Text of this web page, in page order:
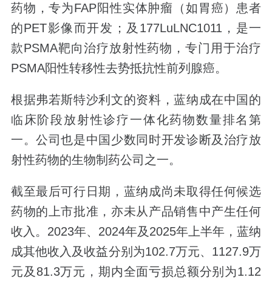
药物，专为FAP阳性实体肿瘤（如胃癌）患者
的PET影像而开发；及177LuLNC1011，是一
款PSMA靶向治疗放射性药物，专门用于治疗
PSMA阳性转移性去势抵抗性前列腺癌。
根据弗若斯特沙利文的资料，蓝纳成在中国的
临床阶段放射性诊疗一体化药物数量排名第
一。公司也是中国少数同时开发诊断及治疗放
射性药物的生物制药公司之一。
截至最后可行日期，蓝纳成尚未取得任何候选
药物的上市批准，亦未从产品销售中产生任何
收入。2023年、2024年及2025年上半年，蓝纳
成其他收入及收益分别为102.7万元、1127.9万
元及81.3万元，期内全面亏损总额分别为1.12